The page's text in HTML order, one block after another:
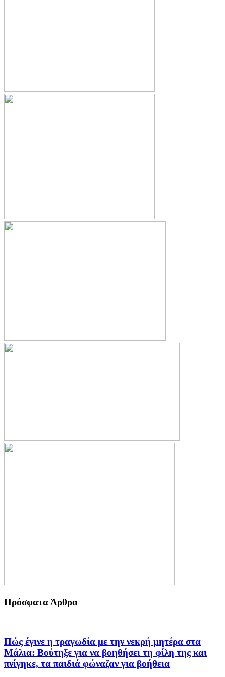
Πρόσφατα Άρθρα
Πώς έγινε η τραγωδία με την νεκρή μητέρα στα
Μάλια: Βούτηξε για να βοηθήσει τη φίλη της και
πνίγηκε, τα παιδιά φώναζαν για βοήθεια